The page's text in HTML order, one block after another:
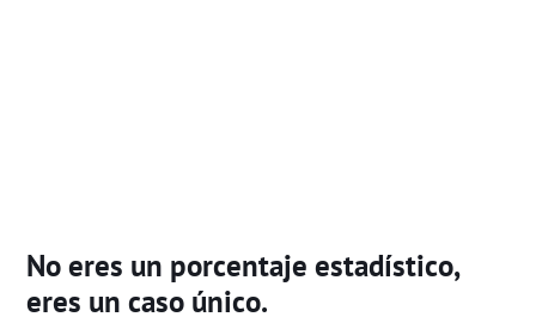
No eres un porcentaje estadístico,
eres un caso único.